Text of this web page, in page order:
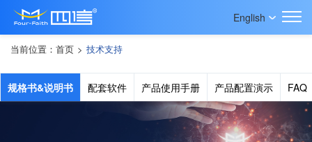
English
当前位置： 首页 > 技术支持
规格书&说明书 配套软件 产品使用手册 产品配置演示 FAQ